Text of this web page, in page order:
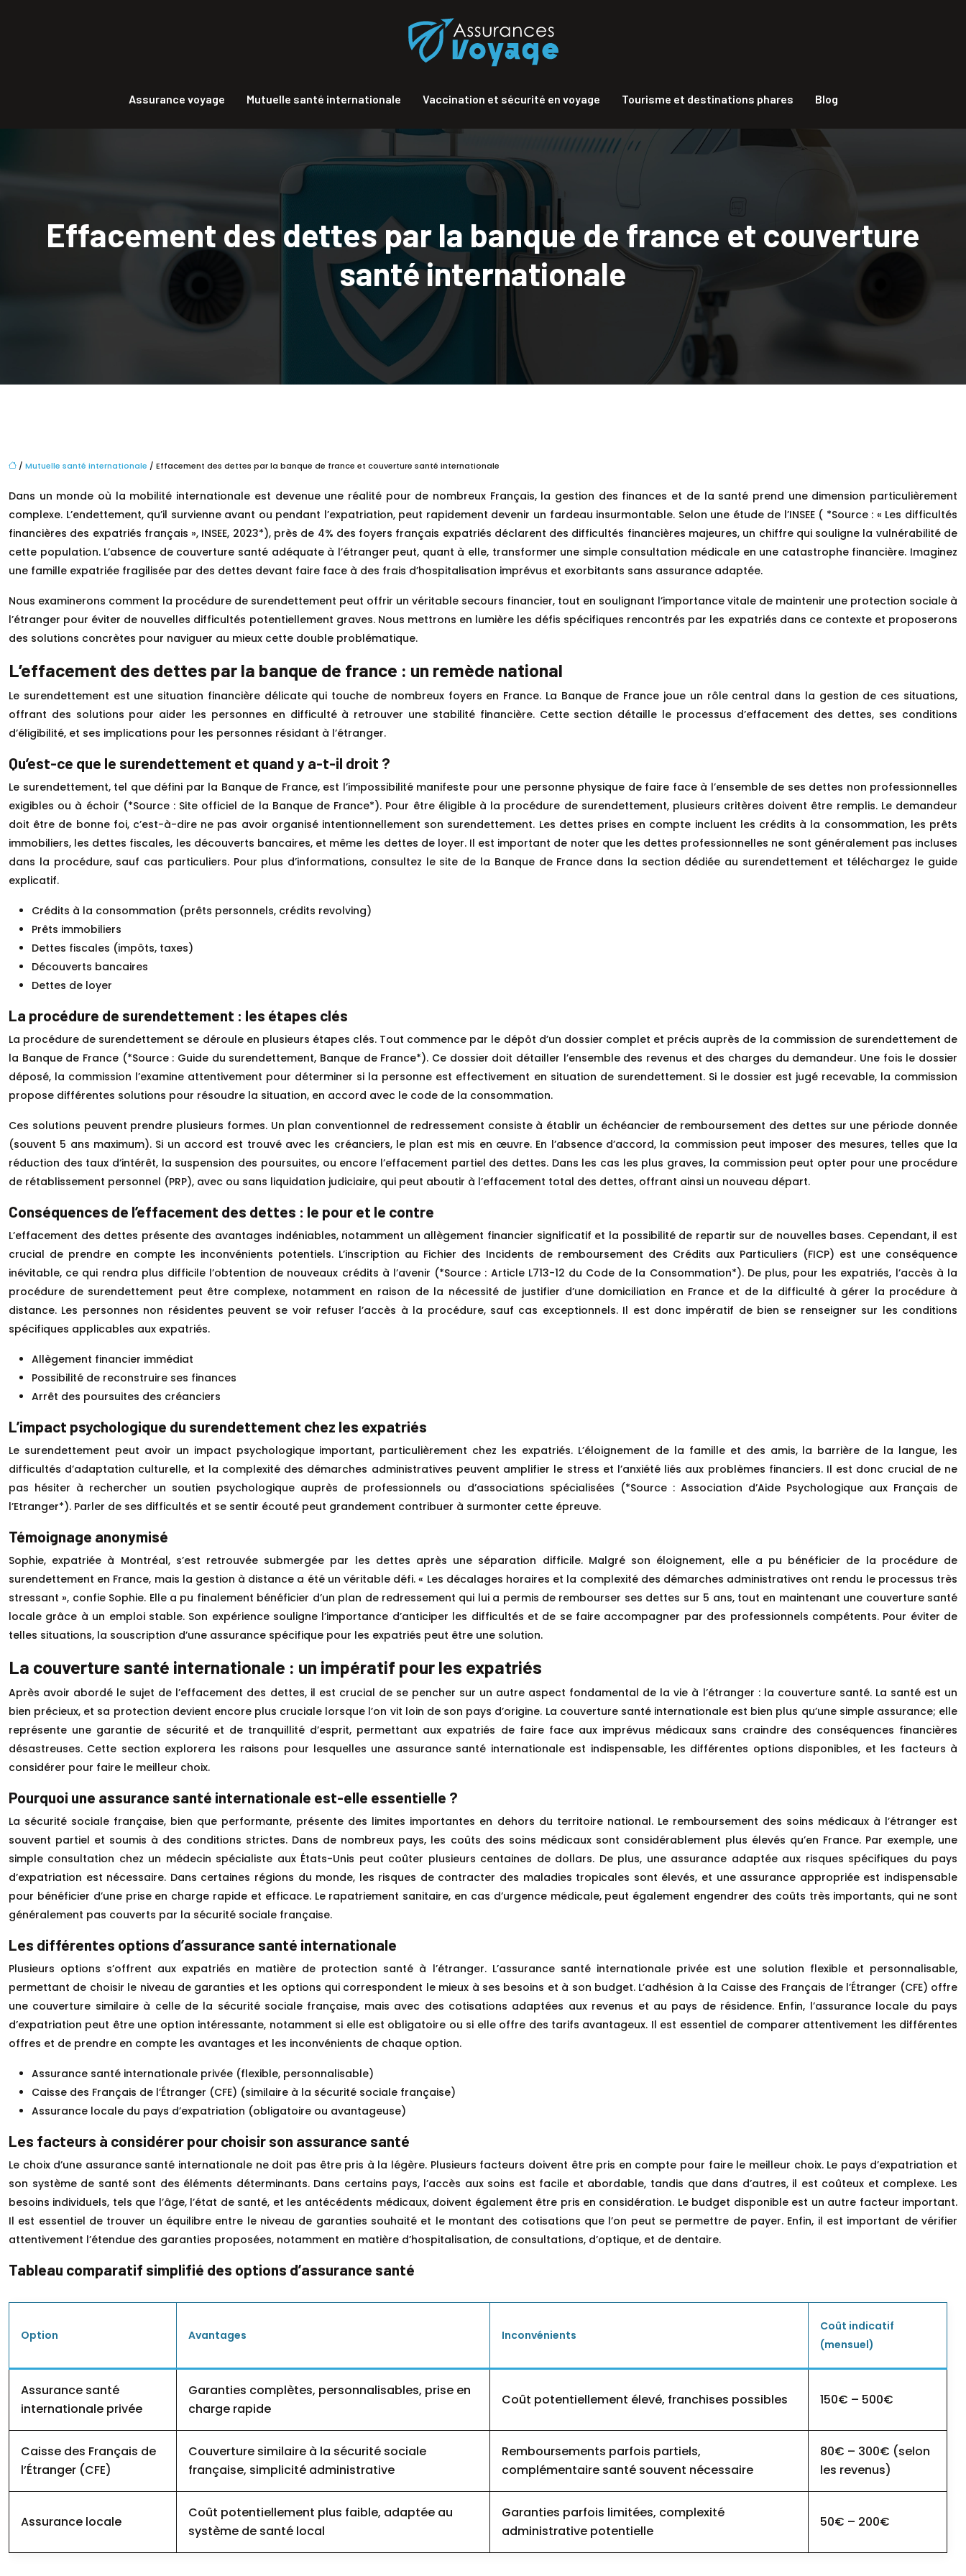
Assurance voyage Mutuelle santé internationale Vaccination et sécurité en voyage Tourisme et destinations phares Blog
Effacement des dettes par la banque de france et couverture
santé internationale
/ Mutuelle santé internationale / Effacement des dettes par la banque de france et couverture santé internationale
Dans un monde où la mobilité internationale est devenue une réalité pour de nombreux Français, la gestion des finances et de la santé prend une dimension particulièrement
complexe. L’endettement, qu’il survienne avant ou pendant l’expatriation, peut rapidement devenir un fardeau insurmontable. Selon une étude de l’INSEE ( *Source : « Les difficultés
financières des expatriés français », INSEE, 2023*), près de 4% des foyers français expatriés déclarent des difficultés financières majeures, un chiffre qui souligne la vulnérabilité de
cette population. L’absence de couverture santé adéquate à l’étranger peut, quant à elle, transformer une simple consultation médicale en une catastrophe financière. Imaginez
une famille expatriée fragilisée par des dettes devant faire face à des frais d’hospitalisation imprévus et exorbitants sans assurance adaptée.
Nous examinerons comment la procédure de surendettement peut offrir un véritable secours financier, tout en soulignant l’importance vitale de maintenir une protection sociale à
l’étranger pour éviter de nouvelles difficultés potentiellement graves. Nous mettrons en lumière les défis spécifiques rencontrés par les expatriés dans ce contexte et proposerons
des solutions concrètes pour naviguer au mieux cette double problématique.
L’effacement des dettes par la banque de france : un remède national
Le surendettement est une situation financière délicate qui touche de nombreux foyers en France. La Banque de France joue un rôle central dans la gestion de ces situations,
offrant des solutions pour aider les personnes en difficulté à retrouver une stabilité financière. Cette section détaille le processus d’effacement des dettes, ses conditions
d’éligibilité, et ses implications pour les personnes résidant à l’étranger.
Qu’est-ce que le surendettement et quand y a-t-il droit ?
Le surendettement, tel que défini par la Banque de France, est l’impossibilité manifeste pour une personne physique de faire face à l’ensemble de ses dettes non professionnelles
exigibles ou à échoir (*Source : Site officiel de la Banque de France*). Pour être éligible à la procédure de surendettement, plusieurs critères doivent être remplis. Le demandeur
doit être de bonne foi, c’est-à-dire ne pas avoir organisé intentionnellement son surendettement. Les dettes prises en compte incluent les crédits à la consommation, les prêts
immobiliers, les dettes fiscales, les découverts bancaires, et même les dettes de loyer. Il est important de noter que les dettes professionnelles ne sont généralement pas incluses
dans la procédure, sauf cas particuliers. Pour plus d’informations, consultez le site de la Banque de France dans la section dédiée au surendettement et téléchargez le guide
explicatif.
Crédits à la consommation (prêts personnels, crédits revolving)
Prêts immobiliers
Dettes fiscales (impôts, taxes)
Découverts bancaires
Dettes de loyer
La procédure de surendettement : les étapes clés
La procédure de surendettement se déroule en plusieurs étapes clés. Tout commence par le dépôt d’un dossier complet et précis auprès de la commission de surendettement de
la Banque de France (*Source : Guide du surendettement, Banque de France*). Ce dossier doit détailler l’ensemble des revenus et des charges du demandeur. Une fois le dossier
déposé, la commission l’examine attentivement pour déterminer si la personne est effectivement en situation de surendettement. Si le dossier est jugé recevable, la commission
propose différentes solutions pour résoudre la situation, en accord avec le code de la consommation.
Ces solutions peuvent prendre plusieurs formes. Un plan conventionnel de redressement consiste à établir un échéancier de remboursement des dettes sur une période donnée
(souvent 5 ans maximum). Si un accord est trouvé avec les créanciers, le plan est mis en œuvre. En l’absence d’accord, la commission peut imposer des mesures, telles que la
réduction des taux d’intérêt, la suspension des poursuites, ou encore l’effacement partiel des dettes. Dans les cas les plus graves, la commission peut opter pour une procédure
de rétablissement personnel (PRP), avec ou sans liquidation judiciaire, qui peut aboutir à l’effacement total des dettes, offrant ainsi un nouveau départ.
Conséquences de l’effacement des dettes : le pour et le contre
L’effacement des dettes présente des avantages indéniables, notamment un allègement financier significatif et la possibilité de repartir sur de nouvelles bases. Cependant, il est
crucial de prendre en compte les inconvénients potentiels. L’inscription au Fichier des Incidents de remboursement des Crédits aux Particuliers (FICP) est une conséquence
inévitable, ce qui rendra plus difficile l’obtention de nouveaux crédits à l’avenir (*Source : Article L713-12 du Code de la Consommation*). De plus, pour les expatriés, l’accès à la
procédure de surendettement peut être complexe, notamment en raison de la nécessité de justifier d’une domiciliation en France et de la difficulté à gérer la procédure à
distance. Les personnes non résidentes peuvent se voir refuser l’accès à la procédure, sauf cas exceptionnels. Il est donc impératif de bien se renseigner sur les conditions
spécifiques applicables aux expatriés.
Allègement financier immédiat
Possibilité de reconstruire ses finances
Arrêt des poursuites des créanciers
L’impact psychologique du surendettement chez les expatriés
Le surendettement peut avoir un impact psychologique important, particulièrement chez les expatriés. L’éloignement de la famille et des amis, la barrière de la langue, les
difficultés d’adaptation culturelle, et la complexité des démarches administratives peuvent amplifier le stress et l’anxiété liés aux problèmes financiers. Il est donc crucial de ne
pas hésiter à rechercher un soutien psychologique auprès de professionnels ou d’associations spécialisées (*Source : Association d’Aide Psychologique aux Français de
l’Etranger*). Parler de ses difficultés et se sentir écouté peut grandement contribuer à surmonter cette épreuve.
Témoignage anonymisé
Sophie, expatriée à Montréal, s’est retrouvée submergée par les dettes après une séparation difficile. Malgré son éloignement, elle a pu bénéficier de la procédure de
surendettement en France, mais la gestion à distance a été un véritable défi. « Les décalages horaires et la complexité des démarches administratives ont rendu le processus très
stressant », confie Sophie. Elle a pu finalement bénéficier d’un plan de redressement qui lui a permis de rembourser ses dettes sur 5 ans, tout en maintenant une couverture santé
locale grâce à un emploi stable. Son expérience souligne l’importance d’anticiper les difficultés et de se faire accompagner par des professionnels compétents. Pour éviter de
telles situations, la souscription d’une assurance spécifique pour les expatriés peut être une solution.
La couverture santé internationale : un impératif pour les expatriés
Après avoir abordé le sujet de l’effacement des dettes, il est crucial de se pencher sur un autre aspect fondamental de la vie à l’étranger : la couverture santé. La santé est un
bien précieux, et sa protection devient encore plus cruciale lorsque l’on vit loin de son pays d’origine. La couverture santé internationale est bien plus qu’une simple assurance; elle
représente une garantie de sécurité et de tranquillité d’esprit, permettant aux expatriés de faire face aux imprévus médicaux sans craindre des conséquences financières
désastreuses. Cette section explorera les raisons pour lesquelles une assurance santé internationale est indispensable, les différentes options disponibles, et les facteurs à
considérer pour faire le meilleur choix.
Pourquoi une assurance santé internationale est-elle essentielle ?
La sécurité sociale française, bien que performante, présente des limites importantes en dehors du territoire national. Le remboursement des soins médicaux à l’étranger est
souvent partiel et soumis à des conditions strictes. Dans de nombreux pays, les coûts des soins médicaux sont considérablement plus élevés qu’en France. Par exemple, une
simple consultation chez un médecin spécialiste aux États-Unis peut coûter plusieurs centaines de dollars. De plus, une assurance adaptée aux risques spécifiques du pays
d’expatriation est nécessaire. Dans certaines régions du monde, les risques de contracter des maladies tropicales sont élevés, et une assurance appropriée est indispensable
pour bénéficier d’une prise en charge rapide et efficace. Le rapatriement sanitaire, en cas d’urgence médicale, peut également engendrer des coûts très importants, qui ne sont
généralement pas couverts par la sécurité sociale française.
Les différentes options d’assurance santé internationale
Plusieurs options s’offrent aux expatriés en matière de protection santé à l’étranger. L’assurance santé internationale privée est une solution flexible et personnalisable,
permettant de choisir le niveau de garanties et les options qui correspondent le mieux à ses besoins et à son budget. L’adhésion à la Caisse des Français de l’Étranger (CFE) offre
une couverture similaire à celle de la sécurité sociale française, mais avec des cotisations adaptées aux revenus et au pays de résidence. Enfin, l’assurance locale du pays
d’expatriation peut être une option intéressante, notamment si elle est obligatoire ou si elle offre des tarifs avantageux. Il est essentiel de comparer attentivement les différentes
offres et de prendre en compte les avantages et les inconvénients de chaque option.
Assurance santé internationale privée (flexible, personnalisable)
Caisse des Français de l’Étranger (CFE) (similaire à la sécurité sociale française)
Assurance locale du pays d’expatriation (obligatoire ou avantageuse)
Les facteurs à considérer pour choisir son assurance santé
Le choix d’une assurance santé internationale ne doit pas être pris à la légère. Plusieurs facteurs doivent être pris en compte pour faire le meilleur choix. Le pays d’expatriation et
son système de santé sont des éléments déterminants. Dans certains pays, l’accès aux soins est facile et abordable, tandis que dans d’autres, il est coûteux et complexe. Les
besoins individuels, tels que l’âge, l’état de santé, et les antécédents médicaux, doivent également être pris en considération. Le budget disponible est un autre facteur important.
Il est essentiel de trouver un équilibre entre le niveau de garanties souhaité et le montant des cotisations que l’on peut se permettre de payer. Enfin, il est important de vérifier
attentivement l’étendue des garanties proposées, notamment en matière d’hospitalisation, de consultations, d’optique, et de dentaire.
Tableau comparatif simplifié des options d’assurance santé
Option Avantages Inconvénients
Coût indicatif
(mensuel)
Assurance santé
internationale privée
Garanties complètes, personnalisables, prise en
charge rapide
Coût potentiellement élevé, franchises possibles 150€ – 500€
Caisse des Français de
l’Étranger (CFE)
Couverture similaire à la sécurité sociale
française, simplicité administrative
Remboursements parfois partiels,
complémentaire santé souvent nécessaire
80€ – 300€ (selon
les revenus)
Assurance locale
Coût potentiellement plus faible, adaptée au
système de santé local
Garanties parfois limitées, complexité
administrative potentielle
50€ – 200€